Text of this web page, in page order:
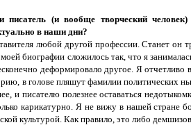
(и вообще творческий человек)
в наши дни?
любой другой профессии. Станет он
биографии сложилось так, что я
деформировало другое. Я
в голове пляшут фамилии политических
и писателю полезнее оставаться
карикатурно. Я не вижу в нашей стране
культурой. Как правило, это либо